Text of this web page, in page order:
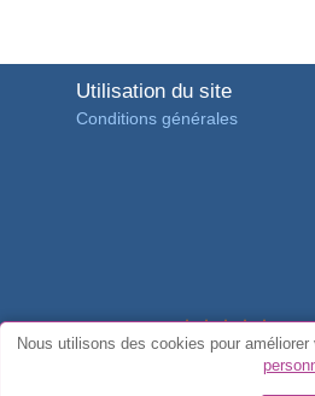
Utilisation du site
Conditions générales
4.7/
© Tous
Nous utilisons des cookies pour